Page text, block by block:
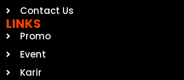
Contact Us
LINKS
Promo
Event
Karir